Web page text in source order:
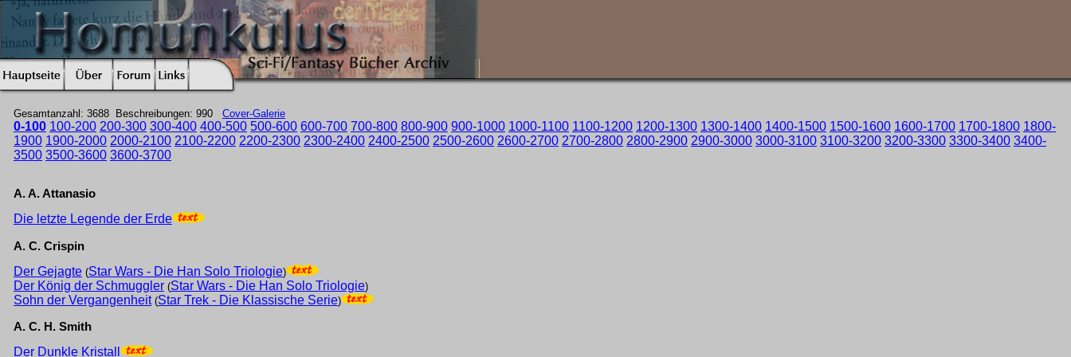
Gesamtanzahl: 3688 Beschreibungen: 990 Cover-Galerie
0-100 100-200 200-300 300-400 400-500 500-600 600-700 700-800 800-900 900-1000 1000-1100 1100-1200 1200-1300 1300-1400 1400-1500 1500-1600 1600-1700 1700-1800 1800-
1900 1900-2000 2000-2100 2100-2200 2200-2300 2300-2400 2400-2500 2500-2600 2600-2700 2700-2800 2800-2900 2900-3000 3000-3100 3100-3200 3200-3300 3300-3400 3400-
3500 3500-3600 3600-3700
A. A. Attanasio
Die letzte Legende der Erde
A. C. Crispin
Der Gejagte (Star Wars - Die Han Solo Triologie)
Der König der Schmuggler (Star Wars - Die Han Solo Triologie)
Sohn der Vergangenheit(Star Trek - Die Klassische Serie)
A. C. H. Smith
Der Dunkle Kristall